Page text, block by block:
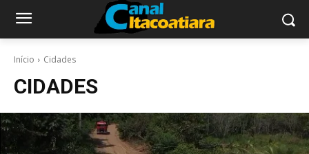
Início Cidades
CIDADES